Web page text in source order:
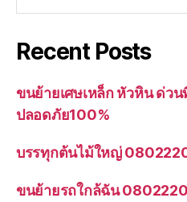
Recent Posts
ขนย้ายเศษเหล็ก หัวหิน ด่ว
ปลอดภัย100%
บรรทุกต้นไม้ใหญ่
ขนย้ายรถใกล้ฉัน